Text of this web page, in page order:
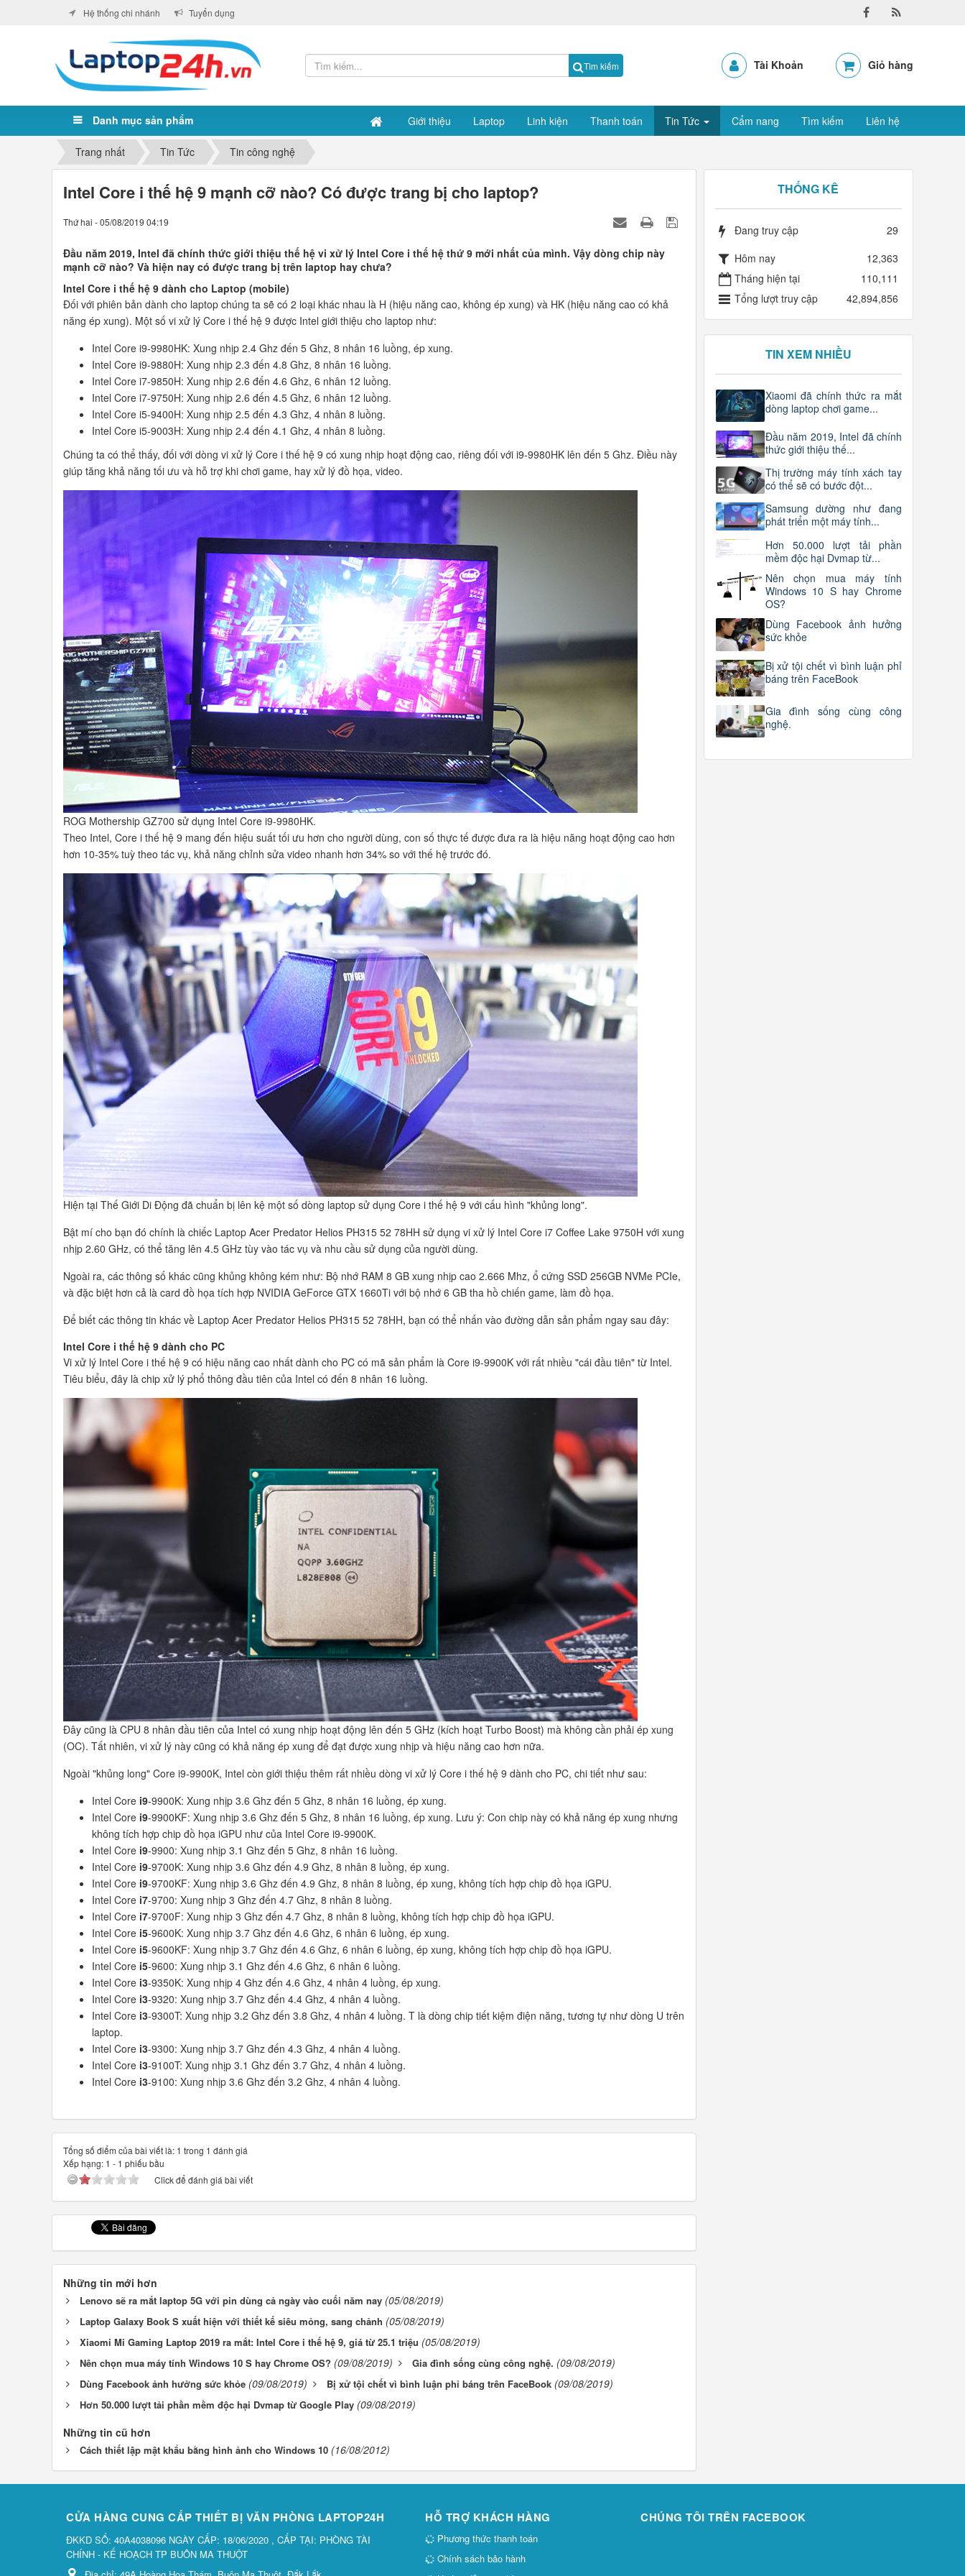
Tìm kiếm Tài Khoản Giỏ hàng
Danh mục sản phẩm Giới thiệu Laptop Linh kiện Thanh toán Tin Tức Cẩm nang Tìm kiếm Liên hệ
Hệ thống chi nhánh Tuyển dụng
Trang nhất Tin Tức Tin công nghệ
Intel Core i thế hệ 9 mạnh cỡ nào? Có được trang bị cho laptop?
Thứ hai - 05/08/2019 04:19
Đầu năm 2019, Intel đã chính thức giới thiệu thế hệ vi xử lý Intel Core i thế hệ thứ 9 mới nhất của mình. Vậy dòng chip này
mạnh cỡ nào? Và hiện nay có được trang bị trên laptop hay chưa?
Intel Core i thế hệ 9 dành cho Laptop (mobile)
Đối với phiên bản dành cho laptop chúng ta sẽ có 2 loại khác nhau là H (hiệu năng cao, không ép xung) và HK (hiệu năng cao có khả
năng ép xung). Một số vi xử lý Core i thế hệ 9 được Intel giới thiệu cho laptop như:
Intel Core i9-9980HK: Xung nhịp 2.4 Ghz đến 5 Ghz, 8 nhân 16 luồng, ép xung.
Intel Core i9-9880H: Xung nhịp 2.3 đến 4.8 Ghz, 8 nhân 16 luồng.
Intel Core i7-9850H: Xung nhịp 2.6 đến 4.6 Ghz, 6 nhân 12 luồng.
Intel Core i7-9750H: Xung nhịp 2.6 đến 4.5 Ghz, 6 nhân 12 luồng.
Intel Core i5-9400H: Xung nhịp 2.5 đến 4.3 Ghz, 4 nhân 8 luồng.
Intel Core i5-9003H: Xung nhịp 2.4 đến 4.1 Ghz, 4 nhân 8 luồng.
Chúng ta có thể thấy, đối với dòng vi xử lý Core i thế hệ 9 có xung nhịp hoạt động cao, riêng đối với i9-9980HK lên đến 5 Ghz. Điều này
giúp tăng khả năng tối ưu và hỗ trợ khi chơi game, hay xử lý đồ họa, video.
ROG Mothership GZ700 sử dụng Intel Core i9-9980HK.
Theo Intel, Core i thế hệ 9 mang đến hiệu suất tối ưu hơn cho người dùng, con số thực tế được đưa ra là hiệu năng hoạt động cao hơn
hơn 10-35% tuỳ theo tác vụ, khả năng chỉnh sửa video nhanh hơn 34% so với thế hệ trước đó.
Hiện tại Thế Giới Di Động đã chuẩn bị lên kệ một số dòng laptop sử dụng Core i thế hệ 9 với cấu hình "khủng long".
Bật mí cho bạn đó chính là chiếc Laptop Acer Predator Helios PH315 52 78HH sử dụng vi xử lý Intel Core i7 Coffee Lake 9750H với xung
nhịp 2.60 GHz, có thể tăng lên 4.5 GHz tùy vào tác vụ và nhu cầu sử dụng của người dùng.
Ngoài ra, các thông số khác cũng khủng không kém như: Bộ nhớ RAM 8 GB xung nhịp cao 2.666 Mhz, ổ cứng SSD 256GB NVMe PCIe,
và đặc biệt hơn cả là card đồ họa tích hợp NVIDIA GeForce GTX 1660Ti với bộ nhớ 6 GB tha hồ chiến game, làm đồ họa.
Để biết các thông tin khác về Laptop Acer Predator Helios PH315 52 78HH, bạn có thể nhấn vào đường dẫn sản phẩm ngay sau đây:
Intel Core i thế hệ 9 dành cho PC
Vi xử lý Intel Core i thế hệ 9 có hiệu năng cao nhất dành cho PC có mã sản phẩm là Core i9-9900K với rất nhiều "cái đầu tiên" từ Intel.
Tiêu biểu, đây là chip xử lý phổ thông đầu tiên của Intel có đến 8 nhân 16 luồng.
Đây cũng là CPU 8 nhân đầu tiên của Intel có xung nhịp hoạt động lên đến 5 GHz (kích hoạt Turbo Boost) mà không cần phải ép xung
(OC). Tất nhiên, vi xử lý này cũng có khả năng ép xung để đạt được xung nhịp và hiệu năng cao hơn nữa.
Ngoài "khủng long" Core i9-9900K, Intel còn giới thiệu thêm rất nhiều dòng vi xử lý Core i thế hệ 9 dành cho PC, chi tiết như sau:
Intel Core i9-9900K: Xung nhịp 3.6 Ghz đến 5 Ghz, 8 nhân 16 luồng, ép xung.
Intel Core i9-9900KF: Xung nhịp 3.6 Ghz đến 5 Ghz, 8 nhân 16 luồng, ép xung. Lưu ý: Con chip này có khả năng ép xung nhưng
không tích hợp chip đồ họa iGPU như của Intel Core i9-9900K.
Intel Core i9-9900: Xung nhịp 3.1 Ghz đến 5 Ghz, 8 nhân 16 luồng.
Intel Core i9-9700K: Xung nhịp 3.6 Ghz đến 4.9 Ghz, 8 nhân 8 luồng, ép xung.
Intel Core i9-9700KF: Xung nhịp 3.6 Ghz đến 4.9 Ghz, 8 nhân 8 luồng, ép xung, không tích hợp chip đồ họa iGPU.
Intel Core i7-9700: Xung nhịp 3 Ghz đến 4.7 Ghz, 8 nhân 8 luồng.
Intel Core i7-9700F: Xung nhịp 3 Ghz đến 4.7 Ghz, 8 nhân 8 luồng, không tích hợp chip đồ họa iGPU.
Intel Core i5-9600K: Xung nhịp 3.7 Ghz đến 4.6 Ghz, 6 nhân 6 luồng, ép xung.
Intel Core i5-9600KF: Xung nhịp 3.7 Ghz đến 4.6 Ghz, 6 nhân 6 luồng, ép xung, không tích hợp chip đồ họa iGPU.
Intel Core i5-9600: Xung nhịp 3.1 Ghz đến 4.6 Ghz, 6 nhân 6 luồng.
Intel Core i3-9350K: Xung nhịp 4 Ghz đến 4.6 Ghz, 4 nhân 4 luồng, ép xung.
Intel Core i3-9320: Xung nhịp 3.7 Ghz đến 4.4 Ghz, 4 nhân 4 luồng.
Intel Core i3-9300T: Xung nhịp 3.2 Ghz đến 3.8 Ghz, 4 nhân 4 luồng. T là dòng chip tiết kiệm điện năng, tương tự như dòng U trên
laptop.
Intel Core i3-9300: Xung nhịp 3.7 Ghz đến 4.3 Ghz, 4 nhân 4 luồng.
Intel Core i3-9100T: Xung nhịp 3.1 Ghz đến 3.7 Ghz, 4 nhân 4 luồng.
Intel Core i3-9100: Xung nhịp 3.6 Ghz đến 3.2 Ghz, 4 nhân 4 luồng.
Tổng số điểm của bài viết là: 1 trong 1 đánh giá
Xếp hạng: 1 - 1 phiếu bầu
Click để đánh giá bài viết
Những tin mới hơn
Lenovo sẽ ra mắt laptop 5G với pin dùng cả ngày vào cuối năm nay (05/08/2019)
Laptop Galaxy Book S xuất hiện với thiết kế siêu mỏng, sang chảnh (05/08/2019)
Xiaomi Mi Gaming Laptop 2019 ra mắt: Intel Core i thế hệ 9, giá từ 25.1 triệu (05/08/2019)
Nên chọn mua máy tính Windows 10 S hay Chrome OS? (09/08/2019) Gia đình sống cùng công nghệ. (09/08/2019)
Dùng Facebook ảnh hưởng sức khỏe (09/08/2019) Bị xử tội chết vì bình luận phỉ báng trên FaceBook (09/08/2019)
Hơn 50.000 lượt tải phần mềm độc hại Dvmap từ Google Play (09/08/2019)
Những tin cũ hơn
Cách thiết lập mật khẩu bằng hình ảnh cho Windows 10 (16/08/2012)
THỐNG KÊ
Đang truy cập
29
Hôm nay
12,363
Tháng hiện tại
110,111
Tổng lượt truy cập
42,894,856
TIN XEM NHIỀU
Xiaomi đã chính thức ra mắt
dòng laptop chơi game...
Đầu năm 2019, Intel đã chính
thức giới thiệu thế...
Thị trường máy tính xách tay
có thể sẽ có bước đột...
Samsung dường như đang
phát triển một máy tính...
Hơn 50.000 lượt tải phần
mềm độc hại Dvmap từ...
Nên chọn mua máy tính
Windows 10 S hay Chrome
OS?
Dùng Facebook ảnh hưởng
sức khỏe
Bị xử tội chết vì bình luận phỉ
báng trên FaceBook
Gia đình sống cùng công
nghệ.
CỬA HÀNG CUNG CẤP THIẾT BỊ VĂN PHÒNG LAPTOP24H
ĐKKD SỐ: 40A4038096 NGÀY CẤP: 18/06/2020 , CẤP TẠI: PHÒNG TÀI
CHÍNH - KẾ HOẠCH TP BUÔN MA THUỘT
HỖ TRỢ KHÁCH HÀNG
Phương thức thanh toán
Chính sách bảo hành
CHÚNG TÔI TRÊN FACEBOOK